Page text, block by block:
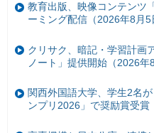
教育出版、映像コンテンツ
ーミング配信（2026年8月5
クリサク、暗記・学習計画
ノート」提供開始（2026年8
関西外国語大学、学生2名
ンプリ2026」で奨励賞受賞